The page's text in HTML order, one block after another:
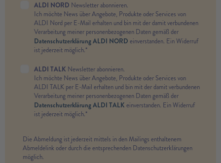
ALDI NORD Newsletter abonnieren.
Ich möchte News über Angebote, Produkte oder Services von
ALDI Nord per E-Mail erhalten und bin mit der damit verbundenen
Verarbeitung meiner personenbezogenen Daten gemäß der
Datenschutzerklärung ALDI NORD einverstanden. Ein Widerruf
ist jederzeit möglich.*
ALDI TALK Newsletter abonnieren.
Ich möchte News über Angebote, Produkte oder Services von
ALDI TALK per E-Mail erhalten und bin mit der damit verbundenen
Verarbeitung meiner personenbezogenen Daten gemäß der
Datenschutzerklärung ALDI TALK einverstanden. Ein Widerruf
ist jederzeit möglich.*
Die Abmeldung ist jederzeit mittels in den Mailings enthaltenem
Abmeldelink oder durch die entsprechenden Datenschutzerklärungen
möglich.